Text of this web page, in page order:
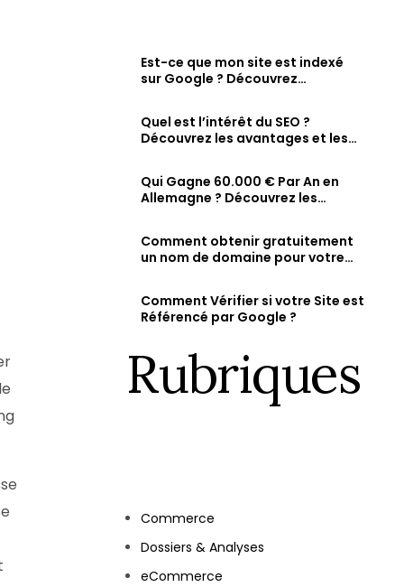
Maximiser vos performances : Google Ads,
Facebook Ads &#038; Instagram.
Soyez visible sur Google, Attirez des clients
dans la recherche et sur Maps.
Est-ce que mon site est indexé
sur Google ? Découvrez
sa visibilité en ligne
Quel est l’intérêt du SEO ?
Découvrez les avantages et les
stratégie SEO bien optimisée
Qui Gagne 60.000 € Par An en
Allemagne ? Découvrez les
les salaires des jeunes diplômés.
Comment obtenir gratuitement
un nom de domaine pour votre
Comment Vérifier si votre Site est
Référencé par Google ?
Rubriques
Commerce
Dossiers & Analyses
eCommerce